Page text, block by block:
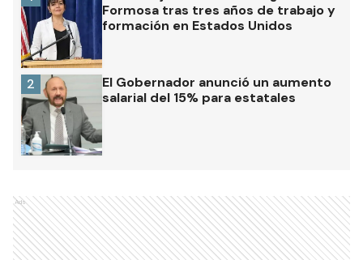
Formosa tras tres años de trabajo y
formación en Estados Unidos
El Gobernador anunció un aumento
salarial del 15% para estatales
2
Ads